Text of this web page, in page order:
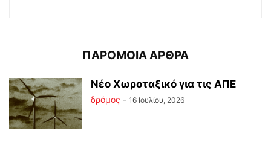
ΠΑΡΟΜΟΙΑ ΑΡΘΡΑ
Νέο Χωροταξικό για τις ΑΠΕ
δρόμος - 16 Ιουλίου, 2026